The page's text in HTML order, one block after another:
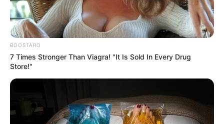
BOOSTARO
7 Times Stronger Than Viagra! "It Is Sold In Every Drug
Store!"